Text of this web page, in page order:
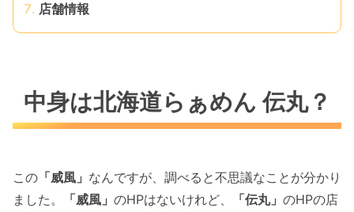
店舗情報
中身は北海道らぁめん 伝丸？
この 「威風」 なんですが、調べると不思議なことが分かり
ました。
「威風」 のHPはないけれど、 「伝丸」 のHPの店